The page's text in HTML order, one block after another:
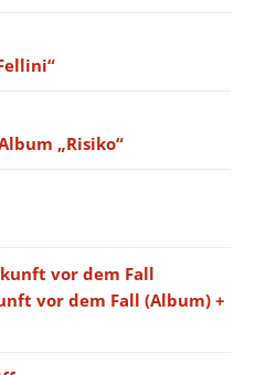
„Risiko“
vor dem Fall (Album) +